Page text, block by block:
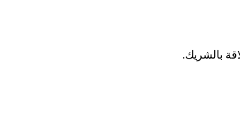
بالشريك.